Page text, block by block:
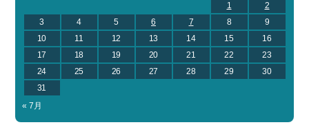
1
2
3
4 5 6 7 8
9
10
11 12 13 14 15
16
17
18 19 20 21 22
23
24
25 26 27 28 29
30
31
« 7月